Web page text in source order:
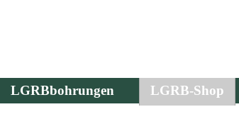
LGRBbohrungen LGRB-Shop